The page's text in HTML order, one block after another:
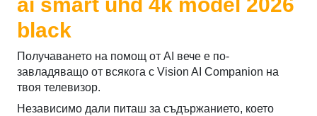
ai smart uhd 4k model 2026
black
Получаването на помощ от AI вече е по-
завладяващо от всякога с Vision AI Companion на
твоя телевизор.
Независимо дали питаш за съдържанието, което